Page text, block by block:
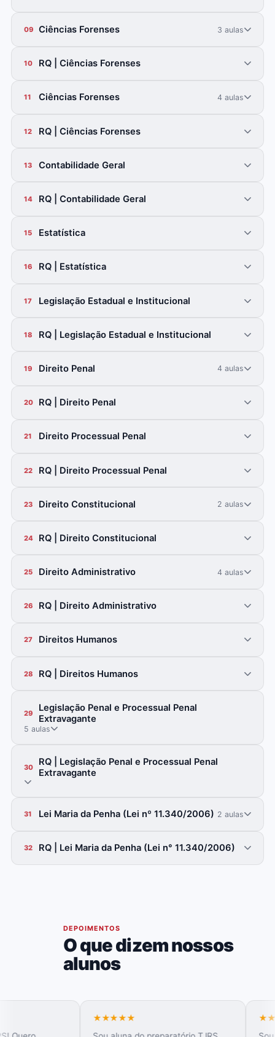
09 Ciências Forenses 3 aulas
10 RQ | Ciências Forenses
11 Ciências Forenses 4 aulas
12 RQ | Ciências Forenses
13 Contabilidade Geral
14 RQ | Contabilidade Geral
15 Estatística
16 RQ | Estatística
17 Legislação Estadual e Institucional
18 RQ | Legislação Estadual e Institucional
19 Direito Penal 4 aulas
20 RQ | Direito Penal
21 Direito Processual Penal
22 RQ | Direito Processual Penal
23 Direito Constitucional 2 aulas
24 RQ | Direito Constitucional
25 Direito Administrativo 4 aulas
26 RQ | Direito Administrativo
27 Direitos Humanos
28 RQ | Direitos Humanos
29
Legislação Penal e Processual Penal
Extravagante
5 aulas
30
RQ | Legislação Penal e Processual Penal
Extravagante
31 Lei Maria da Penha (Lei nº 11.340/2006) 2 aulas
32 RQ | Lei Maria da Penha (Lei n° 11.340/2006)
DEPOIMENTOS
O que dizem nossos
alunos